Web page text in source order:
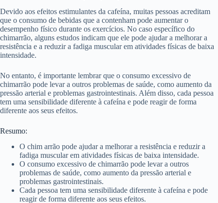
Devido aos efeitos estimulantes da cafeína, muitas pessoas acreditam
que o consumo de bebidas que a contenham pode aumentar o
desempenho físico durante os exercícios. No caso específico do
chimarrão, alguns estudos indicam que ele pode ajudar a melhorar a
resistência e a reduzir a fadiga muscular em atividades físicas de baixa
intensidade.
No entanto, é importante lembrar que o consumo excessivo de
chimarrão pode levar a outros problemas de saúde, como aumento da
pressão arterial e problemas gastrointestinais. Além disso, cada pessoa
tem uma sensibilidade diferente à cafeína e pode reagir de forma
diferente aos seus efeitos.
Resumo:
O chim arrão pode ajudar a melhorar a resistência e reduzir a
fadiga muscular em atividades físicas de baixa intensidade.
O consumo excessivo de chimarrão pode levar a outros
problemas de saúde, como aumento da pressão arterial e
problemas gastrointestinais.
Cada pessoa tem uma sensibilidade diferente à cafeína e pode
reagir de forma diferente aos seus efeitos.